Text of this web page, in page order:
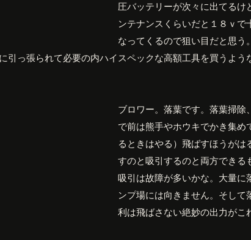
圧バッテリーが次々に出てるけ
ンテナンスくらいだと１８ｖで
なってくるので狙い目だと思う
引っ張られて必要の内ハイスペックな高額工具を買うよう
ブロワー。落葉です。落葉掃除
で前は熊手やホウキでかき集め
るときはやる）飛ばすほうがは
すのと吸引するのと両方できる
吸引は故障が多いかな。大量に
ンプ場には向きません。そして
利は飛ばさない絶妙の出力がこ